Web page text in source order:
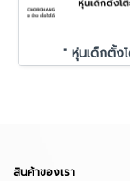
" หุ่นเด็กตั้ง
สินค้าของเรา